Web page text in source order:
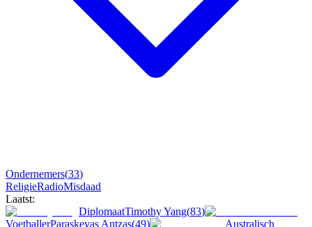
Ondernemers(33)
ReligieRadioMisdaad
Laatst:
DiplomaatTimothy Yang(83)
VoetballerParaskevas Antzas(49)
Australisch